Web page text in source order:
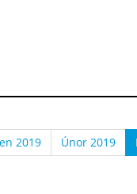
2019 Únor 2019